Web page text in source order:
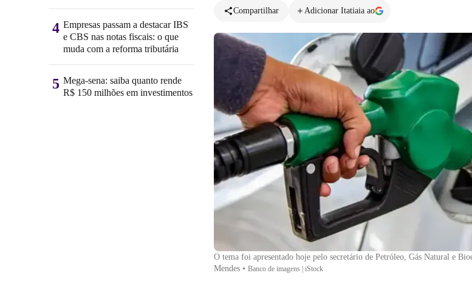
Compartilhar
Adicionar Itatiaia ao
O tema foi apresentado hoje pelo secretário de Petróleo, Gás Natural e
Mendes • Banco de imagens | iStock
4 Empresas passam a destacar IBS
e CBS nas notas fiscais: o que
muda com a reforma tributária
5 Mega-sena: saiba quanto rende
R$ 150 milhões em investimentos